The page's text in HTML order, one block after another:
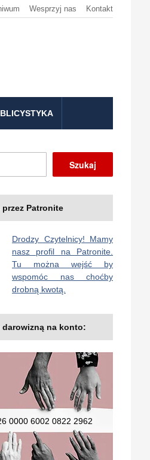
Wesprzyj nas Kontakt
Szukaj
Patronite
Drodzy Czytelnicy! Mamy
nasz profil na Patronite.
Tu można wejść by
wspomóc nas choćby
drobną kwotą.
darowizną na konto:
0000 6002 0822 2962